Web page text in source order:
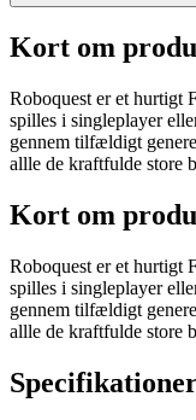
Kort om
Roboquest er et hurtigt
spilles i singleplayer
gennem tilfældigt
allle de kraftfulde store
Kort om
Roboquest er et hurtigt
spilles i singleplayer
gennem tilfældigt
allle de kraftfulde store